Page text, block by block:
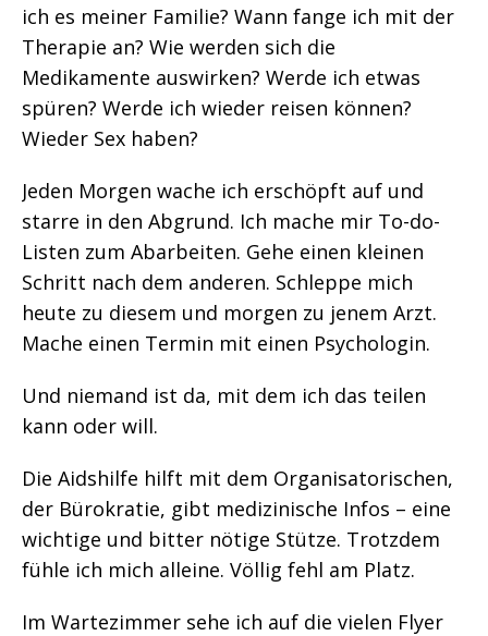
ich es meiner Familie? Wann fange ich mit der
Therapie an? Wie werden sich die
Medikamente auswirken? Werde ich etwas
spüren? Werde ich wieder reisen können?
Wieder Sex haben?
Jeden Morgen wache ich erschöpft auf und
starre in den Abgrund. Ich mache mir To-do-
Listen zum Abarbeiten. Gehe einen kleinen
Schritt nach dem anderen. Schleppe mich
heute zu diesem und morgen zu jenem Arzt.
Mache einen Termin mit einen Psychologin.
Und niemand ist da, mit dem ich das teilen
kann oder will.
Die Aidshilfe hilft mit dem Organisatorischen,
der Bürokratie, gibt medizinische Infos – eine
wichtige und bitter nötige Stütze. Trotzdem
fühle ich mich alleine. Völlig fehl am Platz.
Im Wartezimmer sehe ich auf die vielen Flyer